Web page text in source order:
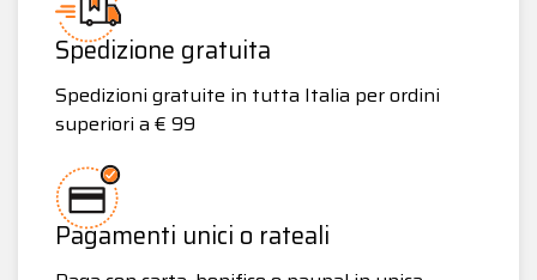
Spedizione gratuita
Spedizioni gratuite in tutta Italia per ordini
superiori a € 99
Pagamenti unici o rateali